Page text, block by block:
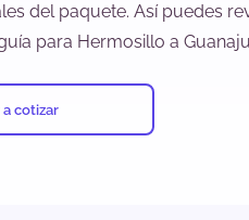
del paquete. Así puedes
para Hermosillo a
a cotizar